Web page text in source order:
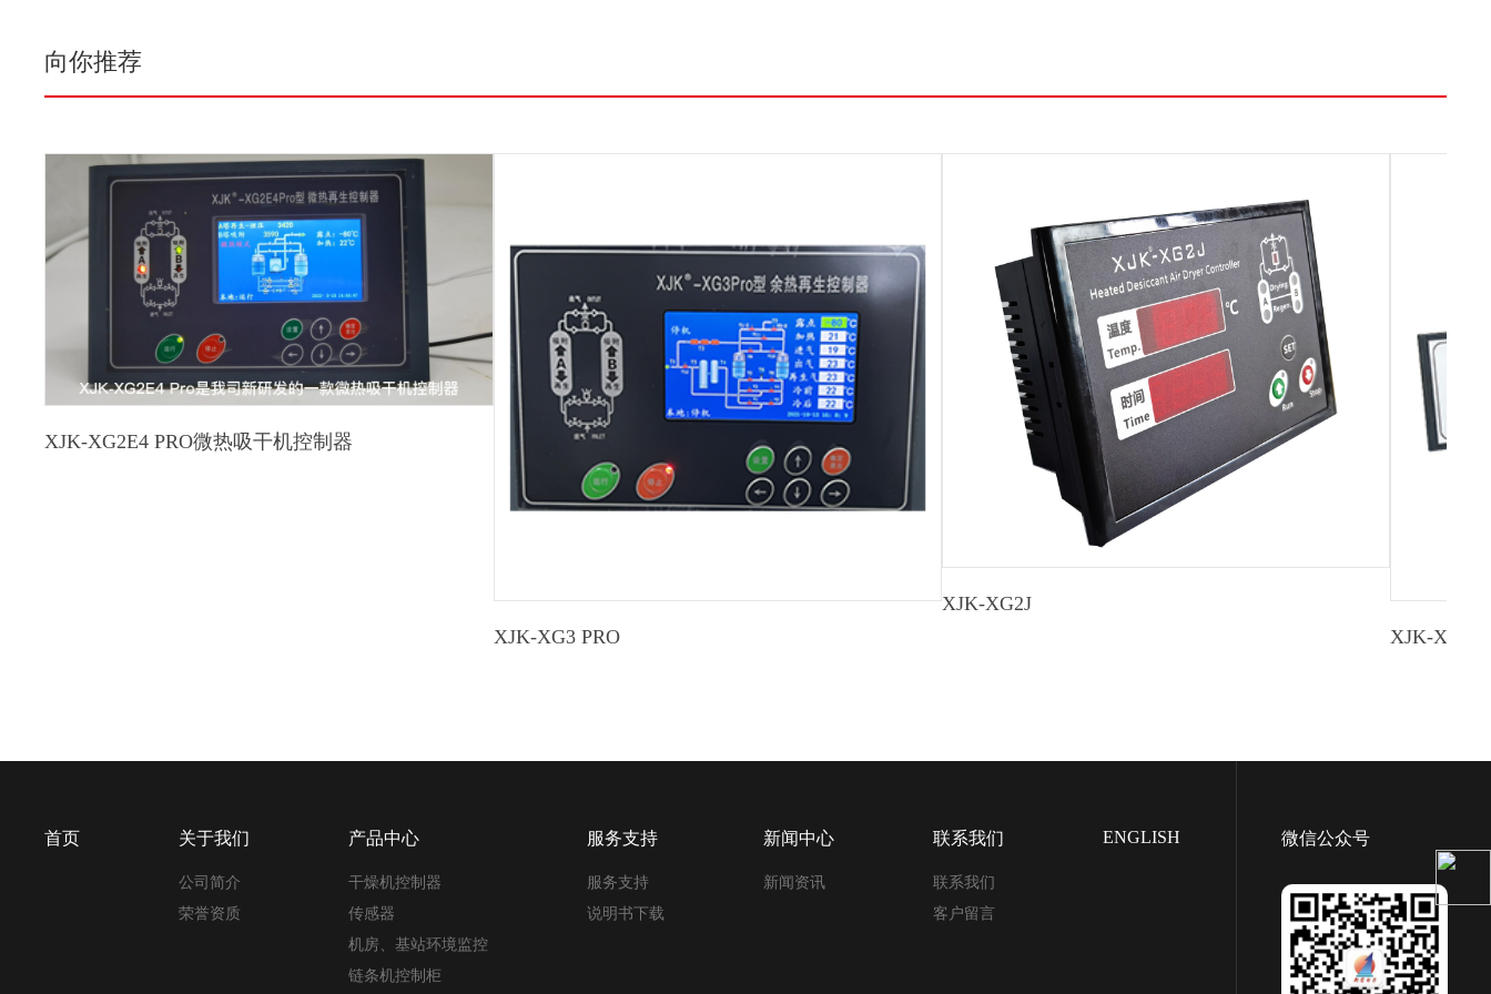
向你推荐
XJK-XG2E4 PRO微热吸干机控制器
XJK-XG3 PRO
XJK-XG2J
XJK-
首页 关于我们
公司简介
荣誉资质
产品中心
干燥机控制器
传感器
机房、基站环境监控
链条机控制柜
服务支持
服务支持
说明书下载
新闻中心
新闻资讯
联系我们
联系我们
客户留言
ENGLISH 微信公众号